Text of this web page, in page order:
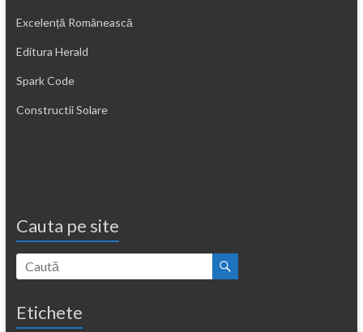
Excelență Românească
Editura Herald
Spark Code
Constructii Solare
Cauta pe site
Etichete